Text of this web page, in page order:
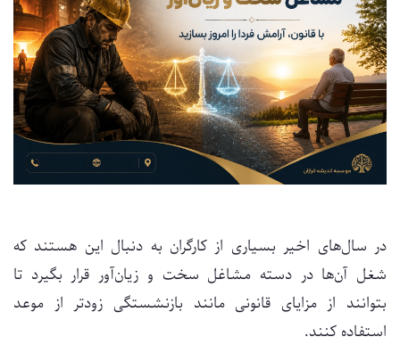
در سال‌های اخیر بسیاری از کارگران به دنبال این هستند که
شغل آن‌ها در دسته مشاغل سخت و زیان‌آور قرار بگیرد تا
بتوانند از مزایای قانونی مانند بازنشستگی زودتر از موعد
استفاده کنند.